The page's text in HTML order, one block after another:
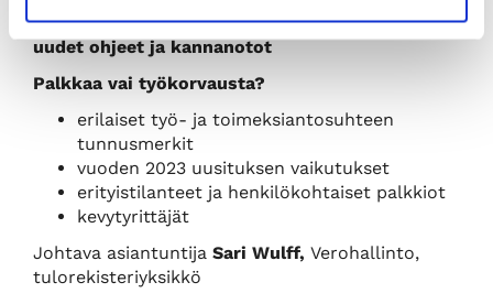
12.30Uusi oikeuskäytäntö sekä Verohallinnon
uudet ohjeet ja kannanotot
Palkkaa vai työkorvausta?
erilaiset työ- ja toimeksiantosuhteen
tunnusmerkit
vuoden 2023 uusituksen vaikutukset
erityistilanteet ja henkilökohtaiset palkkiot
kevytyrittäjät
Johtava asiantuntija Sari Wulff, Verohallinto,
tulorekisteriyksikkö